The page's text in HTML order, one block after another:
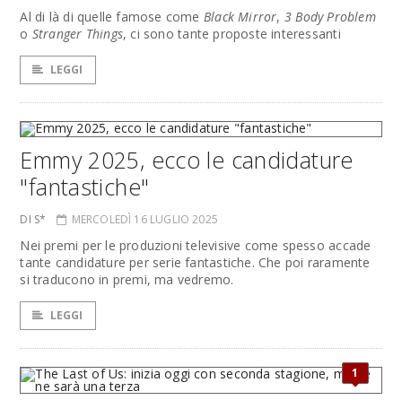
Al di là di quelle famose come Black Mirror, 3 Body Problem
o Stranger Things, ci sono tante proposte interessanti
LEGGI
Emmy 2025, ecco le candidature
"fantastiche"
DI S* MERCOLEDÌ 16 LUGLIO 2025
Nei premi per le produzioni televisive come spesso accade
tante candidature per serie fantastiche. Che poi raramente
si traducono in premi, ma vedremo.
LEGGI
1